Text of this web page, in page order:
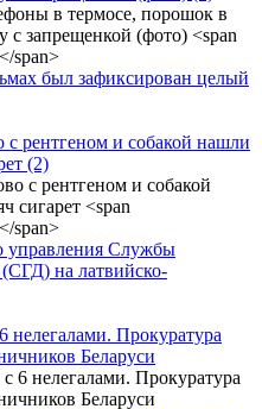
был зафиксирован целый
с рентгеном и собакой нашли
(2)
управления Службы
(СГД) на латвийско-
Прокуратура
Беларуси